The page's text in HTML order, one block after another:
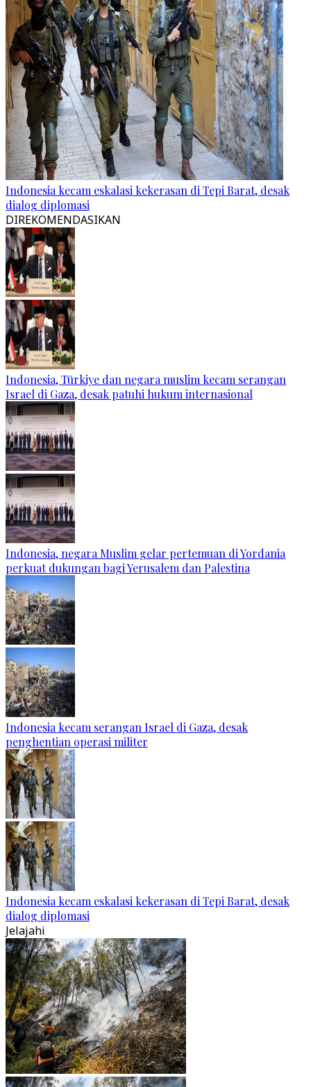
Indonesia kecam eskalasi kekerasan di Tepi Barat, desak
dialog diplomasi
DIREKOMENDASIKAN
Indonesia, Türkiye dan negara muslim kecam serangan
Israel di Gaza, desak patuhi hukum internasional
Indonesia, negara Muslim gelar pertemuan di Yordania
perkuat dukungan bagi Yerusalem dan Palestina
Indonesia kecam serangan Israel di Gaza, desak
penghentian operasi militer
Indonesia kecam eskalasi kekerasan di Tepi Barat, desak
dialog diplomasi
Jelajahi